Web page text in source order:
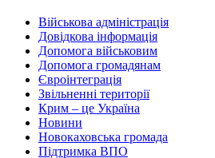
Військова адміністрація
Довідкова інформація
Допомога військовим
Допомога громадянам
Євроінтеграція
Звільненні території
Крим – це Україна
Новини
Новокаховська громада
Підтримка ВПО